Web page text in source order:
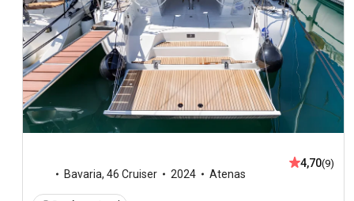
Bavaria, 46 Cruiser 2024 Atenas
4,70(9)